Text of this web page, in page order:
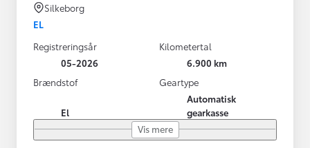
Silkeborg
EL
Registreringsår
05-2026
Kilometertal
6.900 km
Brændstof
El
Geartype
Automatisk
gearkasse
Vis mere